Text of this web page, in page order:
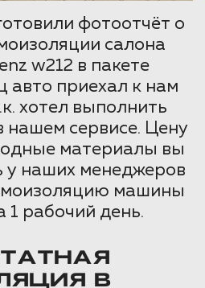
фотоотчёт о
салона
w212 в пакете
авто приехал к нам
хотел выполнить
сервисе. Цену
материалы вы
у наших менеджеров
машины
рабочий день.
В